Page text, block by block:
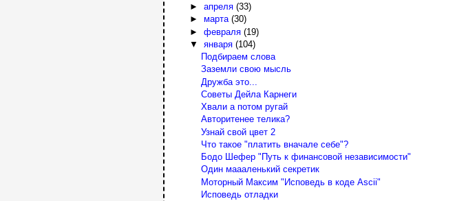
► апреля (33)
► марта (30)
► февраля (19)
▼ января (104)
Подбираем слова
Заземли свою мысль
Дружба это...
Советы Дейла Карнеги
Хвали а потом ругай
Авторитенее телика?
Узнай свой цвет 2
Что такое "платить вначале себе"?
Бодо Шефер "Путь к финансовой независимости"
Один маааленький секретик
Моторный Максим "Исповедь в коде Ascii"
Исповедь отладки